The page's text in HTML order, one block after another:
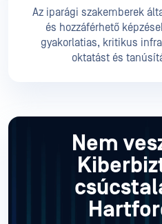
Az iparági szakemberek
és hozzáférhető
gyakorlatias, kritikus
oktatást és
Nem